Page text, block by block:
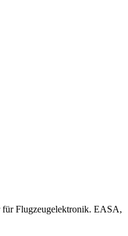
für Flugzeugelektronik. EASA,